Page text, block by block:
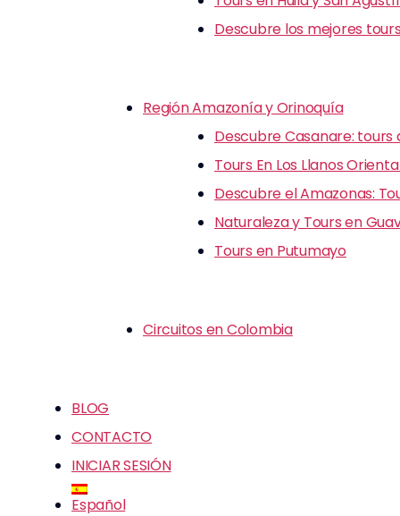
Descubre los mejores
Región Amazonía y Orinoquía
Descubre Casanare:
Tours En Los Llanos
Descubre el Amazonas:
Naturaleza y Tours en
Tours en Putumayo
Circuitos en Colombia
BLOG
CONTACTO
INICIAR SESIÓN
Español